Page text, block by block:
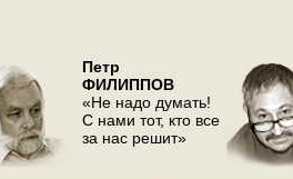
Петр
ФИЛИППОВ
«Не надо думать!
С нами тот, кто все
за нас решит»